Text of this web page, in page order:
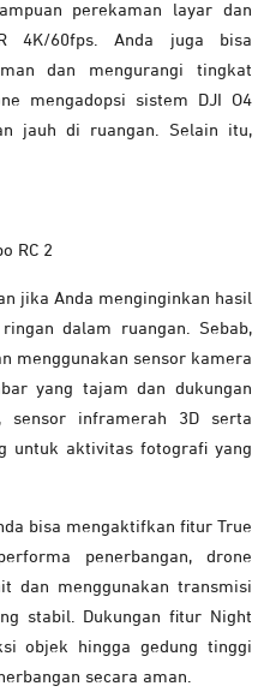
perekaman layar dan
4K/60fps. Anda juga bisa
dan mengurangi tingkat
mengadopsi sistem DJI O4
jauh di ruangan. Selain itu,
jika Anda menginginkan hasil
dalam ruangan. Sebab,
menggunakan sensor kamera
yang tajam dan dukungan
, sensor inframerah 3D serta
untuk aktivitas fotografi yang
bisa mengaktifkan fitur True
penerbangan, drone
dan menggunakan transmisi
stabil. Dukungan fitur Night
objek hingga gedung tinggi
secara aman.